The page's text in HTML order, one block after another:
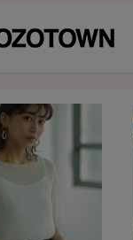
小時外付款、
。